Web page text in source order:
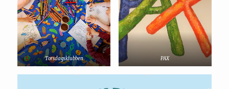
Torsdagsklubben PAX